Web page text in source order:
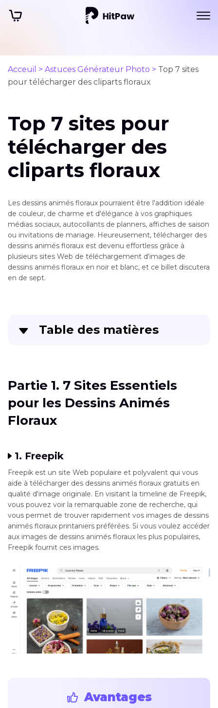
Acceuil > Astuces Générateur Photo > Top 7 sites
pour télécharger des cliparts floraux
Top 7 sites pour
télécharger des
cliparts floraux
Les dessins animés floraux pourraient être l'addition idéale
de couleur, de charme et d'élégance à vos graphiques
médias sociaux, autocollants de planners, affiches de saison
ou invitations de mariage. Heureusement, télécharger des
dessins animés floraux est devenu effortless grâce à
plusieurs sites Web de téléchargement d'images de
dessins animés floraux en noir et blanc, et ce billet discutera
en de sept.
Table des matières
Partie 2. Personnaliser les cliparts floraux avec
HitPaw FotorPea
Partie 3. Astuces d'utilisation pour les cliparts
Partie 1. 7 Sites Essentiels
pour les Dessins Animés
Floraux
1. Freepik
Freepik est un site Web populaire et polyvalent qui vous
aide à télécharger des dessins animés floraux gratuits en
qualité d'image originale. En visitant la timeline de Freepik,
vous pouvez voir la remarquable zone de recherche, qui
vous permet de trouver rapidement vos images de dessins
animés floraux printaniers préférées. Si vous voulez accéder
aux images de dessins animés floraux les plus populaires,
Freepik fournit ces images.
Avantages